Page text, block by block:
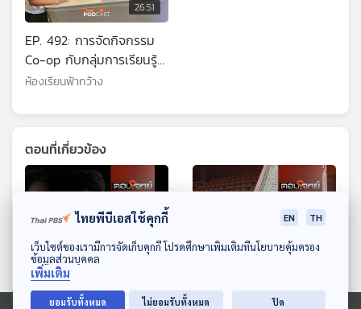
ดาวน์โหลด Thai PBS Podcast Application
26:51
EP. 492: การจัดกิจกรรม
Co-op กับกลุ่มการเรียนรู้
ของเด็กโฮมสคูล
ห้องเรียนฟ้ากว้าง
ตอนที่เกี่ยวข้อง
26:51 26:51
ไทยพีบีเอสใช้คุกกี้ EN TH
เว็บไซต์ของเรามีการจัดเก็บคุกกี้ โปรดศึกษาเพิ่มเติมที่นโยบายคุ้มครอง
ข้อมูลส่วนบุคคล
เพิ่มเติม
ยอมรับทั้งหมด ไม่ยอมรับทั้งหมด ปิด